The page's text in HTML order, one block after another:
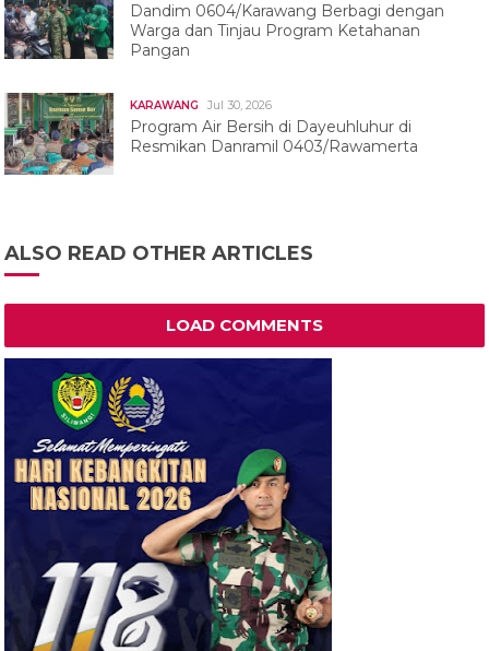
Dandim 0604/Karawang Berbagi dengan
Warga dan Tinjau Program Ketahanan
Pangan
KARAWANG Jul 30, 2026
Program Air Bersih di Dayeuhluhur di
Resmikan Danramil 0403/Rawamerta
ALSO READ OTHER ARTICLES
LOAD COMMENTS